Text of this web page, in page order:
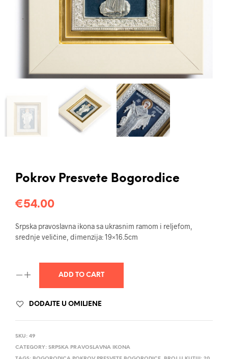
Pokrov Presvete Bogorodice
€54.00
Srpska pravoslavna ikona sa ukrasnim ramom i reljefom,
srednje veličine, dimenzija: 19×16.5cm
ADD TO CART
DODAJTE U OMILJENE
SKU: 49
CATEGORY: SRPSKA PRAVOSLAVNA IKONA